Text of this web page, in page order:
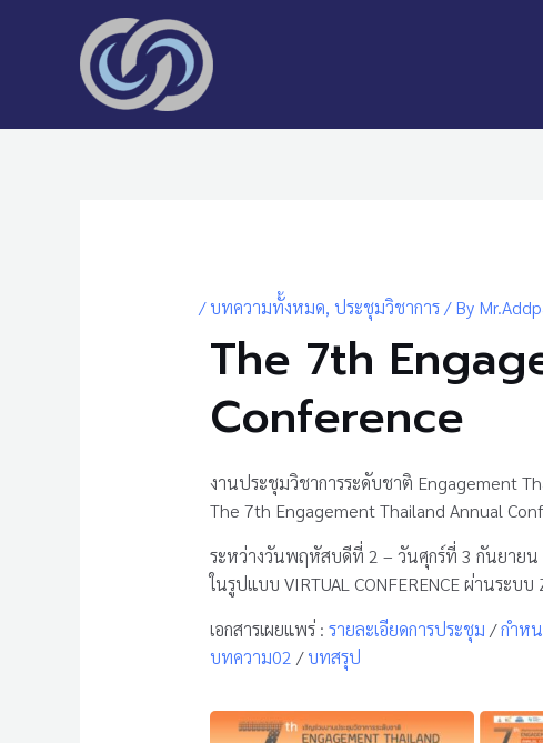
/บทความทั้งหมด, ประชุมวิชาการ/ By
The 7th
Conference
งานประชุมวิชาการระดับชาติ Engagement
The 7th Engagement Thailand Annual
ระหว่างวันพฤหัสบดีที่ 2 – วันศุกร์ที่ 3 กันยายน
ในรูปแบบ VIRTUAL CONFERENCE ผ่านระบบ
เอกสารเผยแพร่ : รายละเอียดการประชุม /กำห
บทความ02 /บทสรุป